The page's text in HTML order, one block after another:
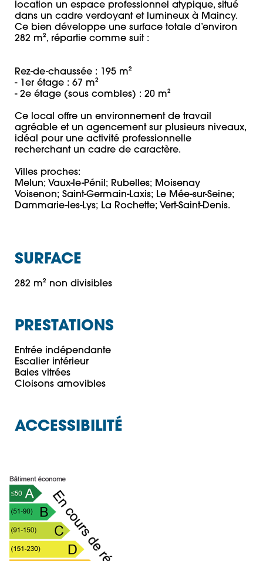
location un espace professionnel atypique, situé
dans un cadre verdoyant et lumineux à Maincy.
Ce bien développe une surface totale d’environ
282 m², répartie comme suit :
Rez-de-chaussée : 195 m²
- 1er étage : 67 m²
- 2e étage (sous combles) : 20 m²
Ce local offre un environnement de travail
agréable et un agencement sur plusieurs niveaux,
idéal pour une activité professionnelle
recherchant un cadre de caractère.
Villes proches:
Melun; Vaux-le-Pénil; Rubelles; Moisenay
Voisenon; Saint-Germain-Laxis; Le Mée-sur-Seine;
Dammarie-les-Lys; La Rochette; Vert-Saint-Denis.
SURFACE
282 m² non divisibles
PRESTATIONS
Entrée indépendante
Escalier intérieur
Baies vitrées
ACCESSIBILITÉ